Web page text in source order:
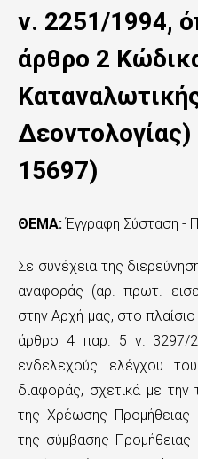
ν. 2251/1994,
άρθρο 2
15697)
ΘΕΜΑ:Έγγραφη Σύσταση -
Σε συνέχεια της
αναφοράς (αρ. πρωτ.
στην Αρχή μας, στο
άρθρο 4 παρ. 5 ν. 3297/
ενδελεχούς ελέγχου
διαφοράς, σχετικά με την
της Χρέωσης
της σύμβασης Προμήθειας